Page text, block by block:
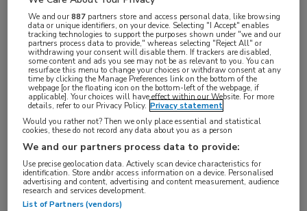
Tijdens de EASD Annual Meeting in Wenen
organiseert MedNet de 9e editie van het EASD in
ORANJE dinersymposium.
Het ORANJE-diner biedt dé gelegenheid om na een
congresdag uw collega’s te ontmoeten en de
nieuwste ontwikkelingen te bespreken. Wat
betekenen deze voor onze praktijk van morgen?
Deze avond, onder voorzitterschap van Ingrid Jazet,
We and our887 partners store and access personal data, like browsing
data or unique identifiers, on your device. Selecting "I Accept" enables
tracking technologies to support the purposes shown under "we and our
partners process data to provide," whereas selecting "Reject All" or
withdrawing your consent will disable them. If trackers are disabled,
some content and ads you see may not be as relevant to you. You can
resurface this menu to change your choices or withdraw consent at any
time by clicking the Manage Preferences link on the bottom of the
webpage [or the floating icon on the bottom-left of the webpage, if
applicable]. Your choices will have effect within our Website. For more
details, refer to our Privacy Policy. Privacy statement
Would you rather not? Then we only place essential and statistical
cookies, these do not record any data about you as a person
We and our partners process data to provide:
Use precise geolocation data. Actively scan device characteristics for
identification. Store and/or access information on a device. Personalised
advertising and content, advertising and content measurement, audience
research and services development.
List of Partners (vendors)